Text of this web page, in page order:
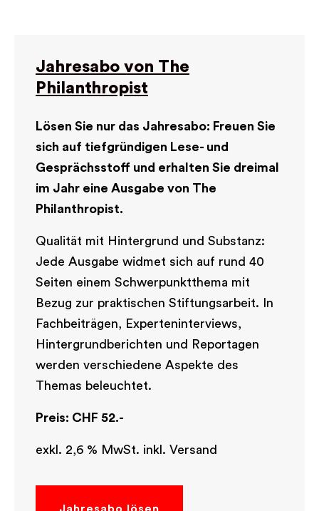
Jahresabo von The
Philanthropist
Lösen Sie nur das Jahresabo: Freuen Sie
sich auf tiefgründigen Lese- und
Gesprächsstoff und erhalten Sie dreimal
im Jahr eine Ausgabe von The
Philanthropist.
Qualität mit Hintergrund und Substanz:
Jede Ausgabe widmet sich auf rund 40
Seiten einem Schwerpunktthema mit
Bezug zur praktischen Stiftungsarbeit. In
Fachbeiträgen, Experteninterviews,
Hintergrundberichten und Reportagen
werden verschiedene Aspekte des
Themas beleuchtet.
Preis: CHF 52.-
exkl. 2,6 % MwSt. inkl. Versand